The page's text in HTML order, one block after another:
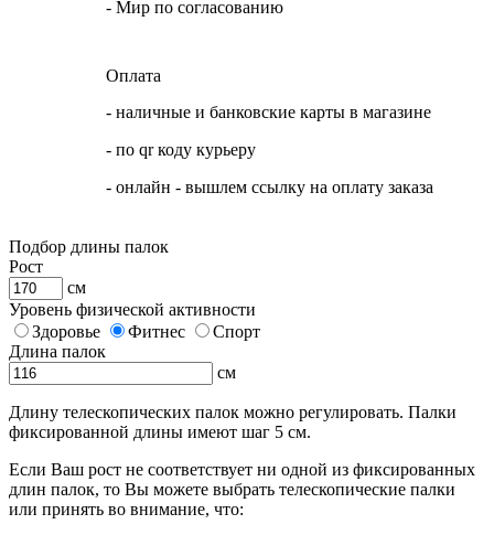
- Мир по согласованию
Оплата
- наличные и банковские карты в магазине
- по qr коду курьеру
- онлайн - вышлем ссылку на оплату заказа
Подбор длины палок
Рост
см
Уровень физической активности
Здоровье
Фитнес
Спорт
Длина палок
см
Длину телескопических палок можно регулировать. Палки
фиксированной длины имеют шаг 5 см.
Если Ваш рост не соответствует ни одной из фиксированных
длин палок, то Вы можете выбрать телескопические палки
или принять во внимание, что: